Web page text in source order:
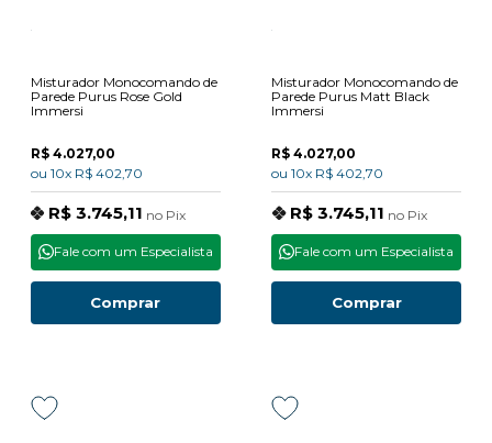
Misturador Monocomando de
Parede Purus Rose Gold
Immersi
R$ 4.027,00
ou 10x R$ 402,70
R$ 3.745,11 no Pix
Comprar
Fale com um Especialista
Misturador Monocomando de
Parede Purus Matt Black
Immersi
R$ 4.027,00
ou 10x R$ 402,70
R$ 3.745,11 no Pix
Comprar
Fale com um Especialista